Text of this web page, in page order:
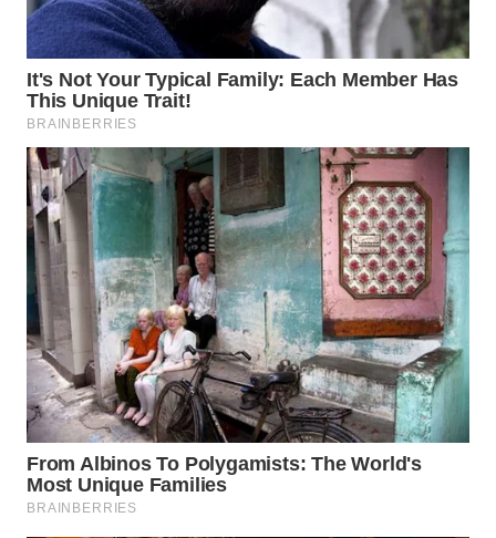
WN
SUKABUMI
WN
PURWAKARTA
WN
PRIANGAN
TIMUR
WN
SEMARANG
WN
SOLO
WN
BOROBUDUR